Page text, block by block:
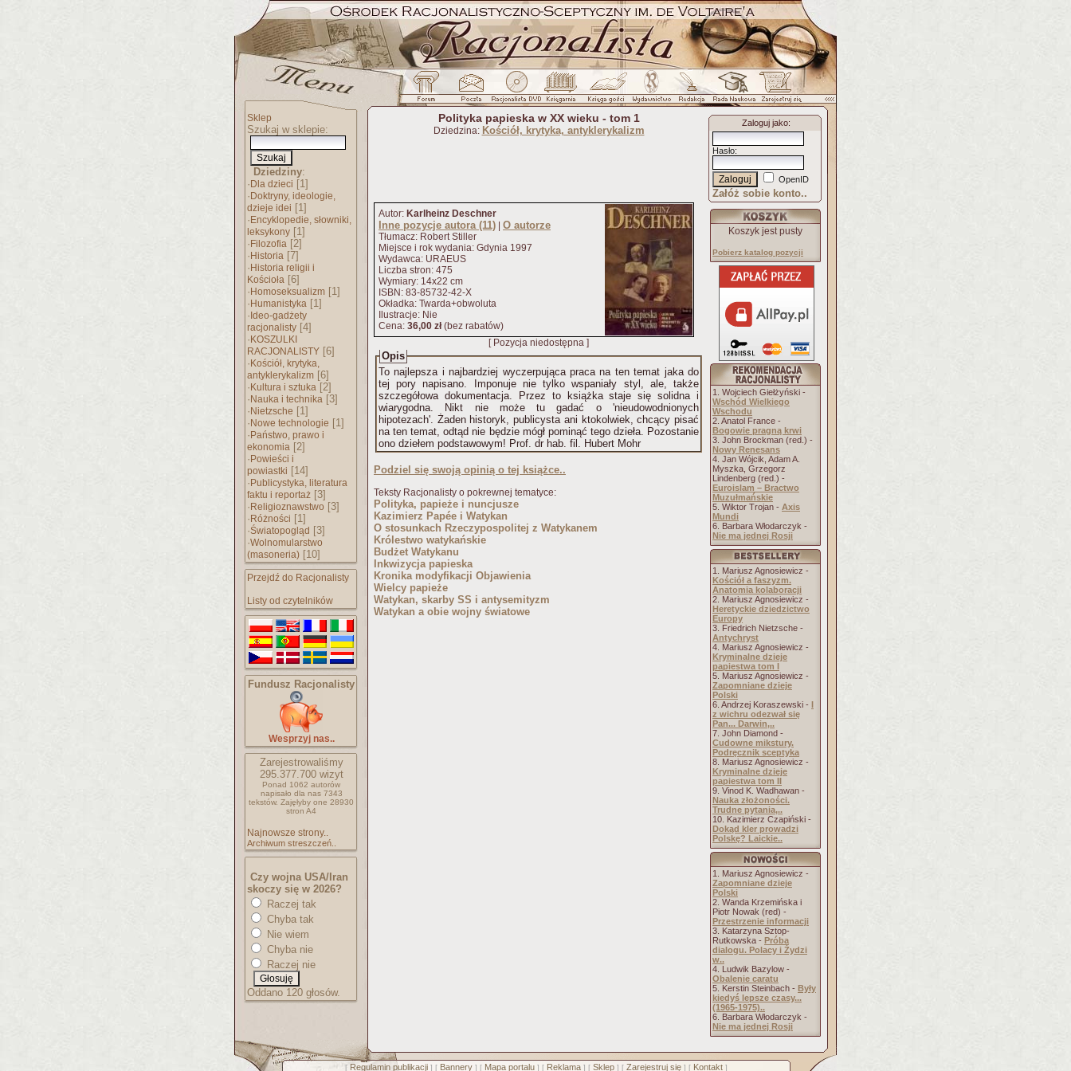
Sklep
Szukaj w sklepie:
Dziedziny:
· Dla dzieci [1]
· Doktryny, ideologie,
dzieje idei [1]
· Encyklopedie, słowniki,
leksykony [1]
· Filozofia [2]
· Historia [7]
· Historia religii i
Kościoła [6]
· Homoseksualizm [1]
· Humanistyka [1]
· Ideo-gadżety
racjonalisty [4]
· KOSZULKI
RACJONALISTY [6]
· Kościół, krytyka,
antyklerykalizm [6]
· Kultura i sztuka [2]
· Nauka i technika [3]
· Nietzsche [1]
· Nowe technologie [1]
· Państwo, prawo i
ekonomia [2]
· Powieści i
powiastki [14]
· Publicystyka, literatura
faktu i reportaż [3]
· Religioznawstwo [3]
· Różności [1]
·Światopogląd [3]
·Wolnomularstwo
(masoneria) [10]
Przejdź do Racjonalisty
Listy od czytelników
Fundusz Racjonalisty
Wesprzyj nas..
Zarejestrowaliśmy
295.377.700wizyt
Ponad 1062 autorów
napisało dla nas 7343
tekstów. Zajęłyby one 28930
stron A4
Najnowsze strony..
Archiwum streszczeń..
Czy wojna USA/Iran
skoczy się w 2026?
Raczej tak
Chyba tak
Nie wiem
Chyba nie
Raczej nie
Oddano 120 głosów.
Polityka papieska w XX wieku - tom 1
Dziedzina: Kościół, krytyka, antyklerykalizm
Autor: Karlheinz Deschner
Inne pozycje autora (11) O autorze
Tłumacz: Robert Stiller
Miejsce i rok wydania: Gdynia 1997
Wydawca: URAEUS
Liczba stron: 475
Wymiary: 14x22 cm
ISBN: 83-85732-42-X
Okładka: Twarda+obwoluta
Ilustracje: Nie
Cena: 36,00 zł(bez rabatów)
[ Pozycja niedostępna ]
Opis
To najlepsza i najbardziej wyczerpująca praca na ten temat jaka do
tej pory napisano. Imponuje nie tylko wspaniały styl, ale, także
szczegółowa dokumentacja. Przez to książka staje się solidna i
wiarygodna. Nikt nie może tu gadać o 'nieudowodnionych
hipotezach'. Żaden historyk, publicysta ani ktokolwiek, chcący pisać
na ten temat, odtąd nie będzie mógł pominąć tego dzieła. Pozostanie
ono dziełem podstawowym! Prof. dr hab. fil. Hubert Mohr
Podziel się swoją opinią o tej książce..
Teksty Racjonalisty o pokrewnej tematyce:
Polityka, papieże i nuncjusze
Kazimierz Papée i Watykan
O stosunkach Rzeczypospolitej z Watykanem
Królestwo watykańskie
Budżet Watykanu
Inkwizycja papieska
Kronika modyfikacji Objawienia
Wielcy papieże
Watykan, skarby SS i antysemityzm
Watykan a obie wojny światowe
Zaloguj jako:
Hasło:
OpenID
Załóż sobie konto..
Koszyk jest pusty
Pobierz katalog pozycji
1. Wojciech Giełżyński -
Wschód Wielkiego
Wschodu
2. Anatol France -
Bogowie pragną krwi
3. John Brockman (red.) -
Nowy Renesans
4. Jan Wójcik, Adam A.
Myszka, Grzegorz
Lindenberg (red.) -
Euroislam – Bractwo
Muzułmańskie
5. Wiktor Trojan - Axis
Mundi
6. Barbara Włodarczyk -
Nie ma jednej Rosji
1. Mariusz Agnosiewicz -
Kościół a faszyzm.
Anatomia kolaboracji
2. Mariusz Agnosiewicz -
Heretyckie dziedzictwo
Europy
3. Friedrich Nietzsche -
Antychryst
4. Mariusz Agnosiewicz -
Kryminalne dzieje
papiestwa tom I
5. Mariusz Agnosiewicz -
Zapomniane dzieje
Polski
6. Andrzej Koraszewski - I
z wichru odezwał się
Pan... Darwin,..
7. John Diamond -
Cudowne mikstury.
Podręcznik sceptyka
8. Mariusz Agnosiewicz -
Kryminalne dzieje
papiestwa tom II
9. Vinod K. Wadhawan -
Nauka złożoności.
Trudne pytania,..
10. Kazimierz Czapiński -
Dokąd kler prowadzi
Polskę? Laickie..
1. Mariusz Agnosiewicz -
Zapomniane dzieje
Polski
2. Wanda Krzemińska i
Piotr Nowak (red) -
Przestrzenie informacji
3. Katarzyna Sztop-
Rutkowska - Próba
dialogu. Polacy i Żydzi
w..
4. Ludwik Bazylow -
Obalenie caratu
5. Kerstin Steinbach - Były
kiedyś lepsze czasy...
(1965-1975)..
6. Barbara Włodarczyk -
Nie ma jednej Rosji
[ Regulamin publikacji] [ Bannery] [ Mapa portalu] [ Reklama] [ Sklep] [ Zarejestruj się] [ Kontakt]